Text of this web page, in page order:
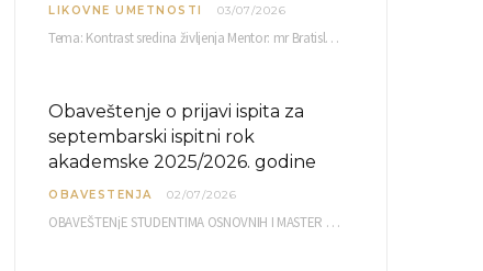
LIKOVNE UMETNOSTI 03/07/2026
Tema: Kontrast sredina življenja Mentor: mr Bratislav Bašić, redovni profesor Sreda, 08.07.2026. u…
Obaveštenje o prijavi ispita za
septembarski ispitni rok
akademske 2025/2026. godine
OBAVESTENJA 02/07/2026
OBAVEŠTENjE STUDENTIMA OSNOVNIH I MASTER AKADEMSKIH STUDIJA ELEKTRONSKA PRIJAVA ISPITA za septembarski ispitni rok za…